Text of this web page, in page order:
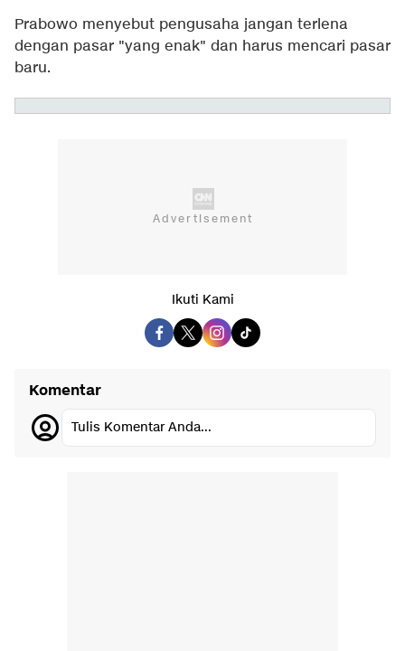
Prabowo menyebut pengusaha jangan terlena
dengan pasar "yang enak" dan harus mencari pasar
baru.
Ikuti Kami
Komentar
Tulis Komentar Anda...